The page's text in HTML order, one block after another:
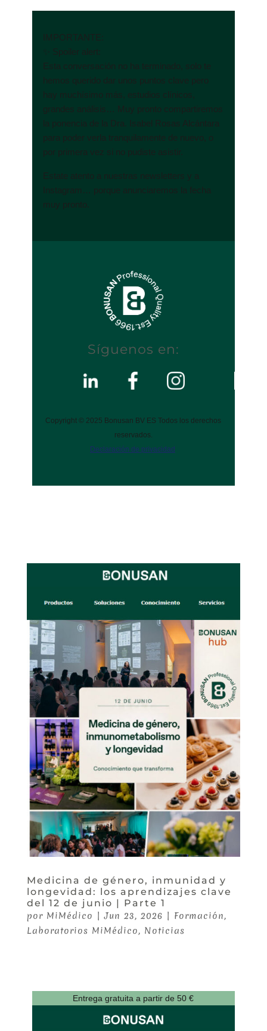
IMPORTANTE:
✨ Spoiler alert:
Esta conversación no ha terminado, solo te
hemos querido dar unos puntos clave pero
hay muchísimo más, estudios clínicos,
grandes análisis… Muy pronto compartiremos
la ponencia de la Dra. Isabel Rosas Alcántara
para poder verla tranquilamente de nuevo, o
por primera vez si no pudiste asistir.
Estate atento a nuestras newsletters y a
Instagram… porque anunciaremos la fecha
muy pronto.
Síguenos en:
Copyright © 2025 Bonusan BV ES Todos los derechos
reservados.
Declaración de privacidad
Medicina de género, inmunidad y
longevidad: los aprendizajes clave
del 12 de junio | Parte 1
por MiMédico |Jun 23, 2026 | Formación,
Laboratorios MiMédico, Noticias
Entrega gratuita a partir de 50 €